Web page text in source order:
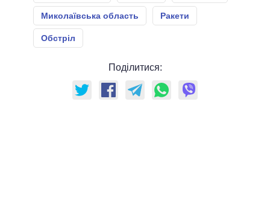
Миколаївська область Ракети
Обстріл
Поділитися: